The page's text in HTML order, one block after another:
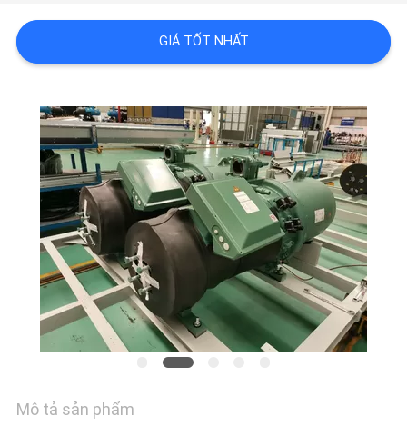
TÔI
YÊU
CẦU
BÁO
GIÁ
COMPANY
NEWS
WEB
GIÁ TỐT NHẤT
Mô tả sản phẩm